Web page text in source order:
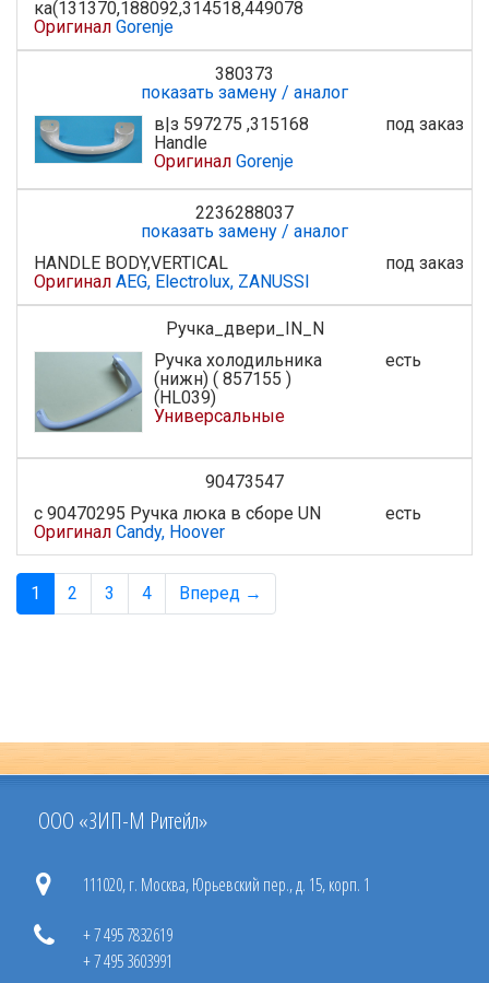
ка(131370,188092,314518,449078
Оригинал Gorenje
380373
показать замену / аналог
в|з 597275 ,315168
Handle
Оригинал Gorenje
под заказ
2236288037
показать замену / аналог
HANDLE BODY,VERTICAL
Оригинал AEG, Electrolux, ZANUSSI
под заказ
Ручка_двери_IN_N
Ручка холодильника
(нижн) ( 857155 )
(HL039)
Универсальные
есть
90473547
с 90470295 Ручка люка в сборе UN
Оригинал Candy, Hoover
есть
1 2 3 4 Вперед →
ООО «ЗИП-М Ритейл»
111020, г. Москва, Юрьевский пер., д. 15, корп. 1
+ 7 495 7832619
+ 7 495 3603991